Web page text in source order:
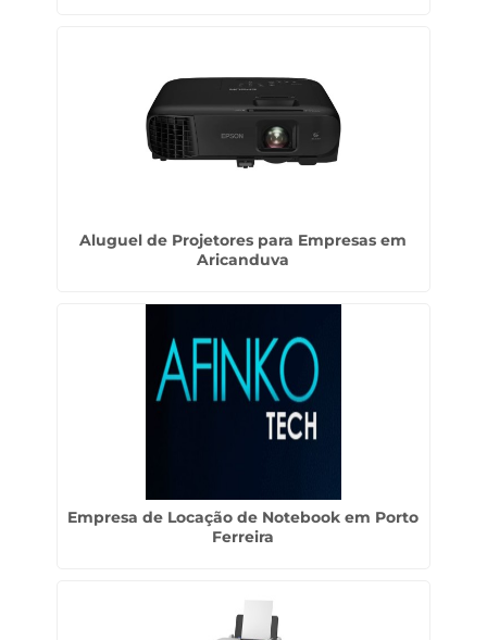
Aluguel de Projetores para Empresas em
Aricanduva
Empresa de Locação de Notebook em Porto
Ferreira